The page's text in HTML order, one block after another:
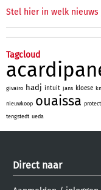
Stel hier in welk
Tagcloud
givairo hadj intuit jans kloese
nieuwkoop ouaissa protect
tengstedt ueda
Direct naar